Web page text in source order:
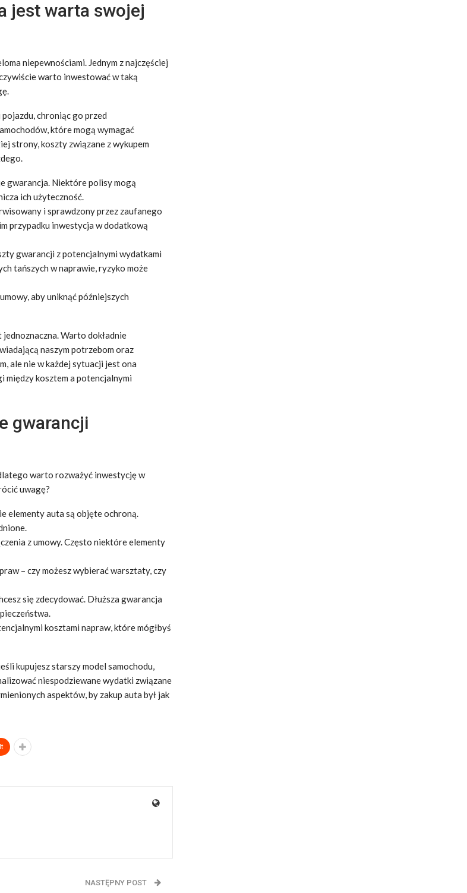
jest warta swojej
niepewnościami. Jednym z najczęściej
warto inwestować w taką
chroniąc go przed
które mogą wymagać
strony, koszty związane z wykupem
gwarancja. Niektóre polisy mogą
ich użyteczność.
i sprawdzony przez zaufanego
przypadku inwestycja w dodatkową
gwarancji z potencjalnymi wydatkami
tańszych w naprawie, ryzyko może
aby uniknąć późniejszych
Warto dokładnie
naszym potrzebom oraz
ale nie w każdej sytuacji jest ona
między kosztem a potencjalnymi
gwarancji
warto rozważyć inwestycję w
uwagę?
elementy auta są objęte ochroną.
z umowy. Często niektóre elementy
– czy możesz wybierać warsztaty, czy
się zdecydować. Dłuższa gwarancja
kosztami napraw, które mógłbyś
kupujesz starszy model samochodu,
niespodziewane wydatki związane
aspektów, by zakup auta był jak
NASTĘPNY POST